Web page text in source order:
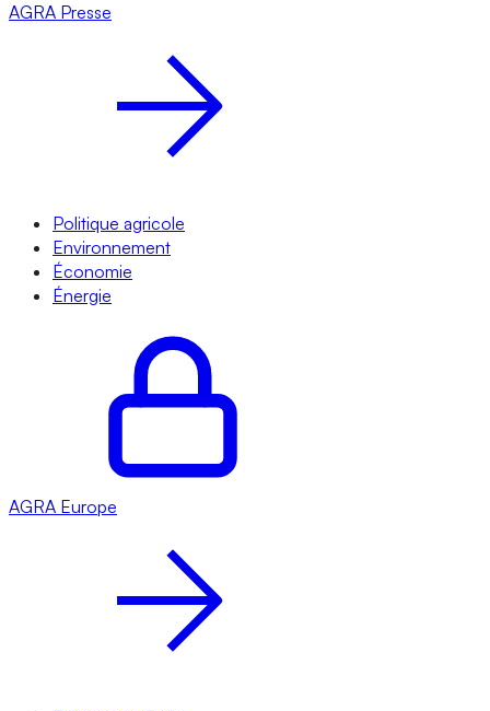
AGRA Presse
Politique agricole
Environnement
Économie
Énergie
AGRA Europe